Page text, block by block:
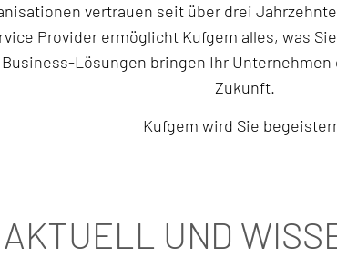
vertrauen seit über drei
Provider ermöglicht Kufgem alles, was
Lösungen bringen Ihr
Zukunft.
Kufgem wird Sie
AKTUELL UND